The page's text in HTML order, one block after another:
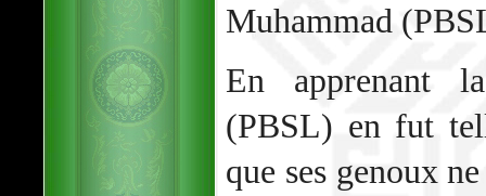
Muhammad
En apprenant
(PBSL) en fut
que ses genoux